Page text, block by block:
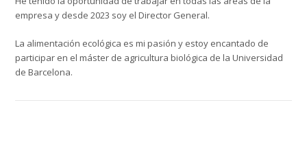
empresa y desde 2023 soy el Director General.
La alimentación ecológica es mi pasión y estoy encantado de
participar en el máster de agricultura biológica de la Universidad
de Barcelona.